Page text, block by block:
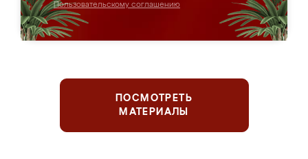
Пользовательскому соглашению
ПОСМОТРЕТЬ
МАТЕРИАЛЫ